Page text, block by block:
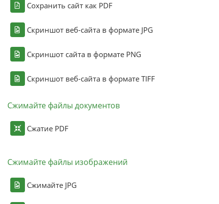
Сохранить сайт как PDF
Скриншот веб-сайта в формате JPG
Скриншот сайта в формате PNG
Скриншот веб-сайта в формате TIFF
Сжимайте файлы документов
Сжатие PDF
Сжимайте файлы изображений
Сжимайте JPG